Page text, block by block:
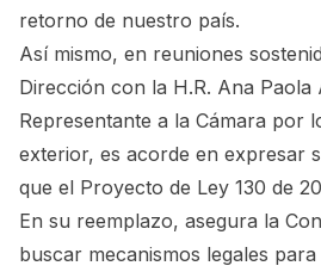
retorno de nuestro país.
Así mismo, en reuniones
Dirección con la H.R. Ana Paola
Representante a la Cámara por
exterior, es acorde en expresar
que el Proyecto de Ley 130 de
En su reemplazo, asegura la
buscar mecanismos legales